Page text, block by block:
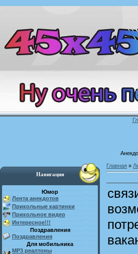
Навигация
Юмор
Лента анекдотов
Прикольные картинки
Прикольное видео
Интересное!!!
Поздравления
Поздравления
Для мобильника
MP3 реалтоны
Главная »